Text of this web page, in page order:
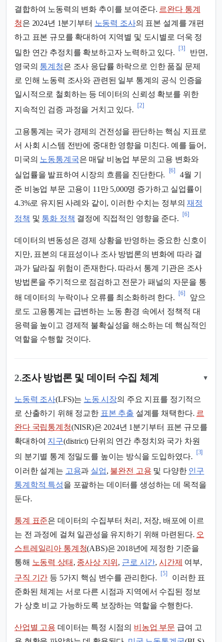
결합하여 노동력의 변화 추이를 보여준다. 르완다 통계
청은 2024년 1분기부터 노동력 조사의 표본 설계를 개편
하고 표본 규모를 확대하여 지역별 및 도시별로 더욱 정
밀한 연간 추정치를 확보하고자 노력하고 있다.
[3]
반면,
영국의 통계청은 조사 응답률 하락으로 인한 품질 문제
로 인해 노동력 조사와 관련된 일부 통계의 공식 인증을
일시적으로 철회하는 등 데이터의 신뢰성 확보를 위한
지속적인 검증 과정을 거치고 있다.
[2]
고용통계는 국가 경제의 건전성을 판단하는 핵심 지표로
서 사회 시스템 전반에 중대한 영향을 미친다. 예를 들어,
미국의 노동통계국은 매달 비농업 부문의 고용 변화와
실업률을 발표하여 시장의 흐름을 진단한다.
[6]
4월 기
준 비농업 부문 고용이 11만 5,000명 증가하고 실업률이
4.3%로 유지된 사례와 같이, 이러한 수치는 정부의재정
정책 및 통화 정책 결정에 직접적인 영향을 준다.
[6]
데이터의 변동성은 경제 상황을 반영하는 중요한 신호이
지만, 표본의 대표성이나 조사 방법론의 변화에 따라 결
과가 달라질 위험이 존재한다. 따라서 통계 기관은 조사
방법론을 주기적으로 점검하고 전문가 패널의 자문을 통
해 데이터의 누락이나 오류를 최소화하려 한다.
[6]
앞으
로도 고용통계는 급변하는 노동 환경 속에서 정책적 대
응력을 높이고 경제적 불확실성을 해소하는 데 핵심적인
역할을 수행할 것이다.
2.조사 방법론 및 데이터 수집 체계 ▾
노동력 조사(LFS)는 노동 시장의 주요 지표를 정기적으
로 산출하기 위해 정교한 표본 추출 설계를 채택한다. 르
완다 국립통계청(NISR)은 2024년 1분기부터 표본 규모를
확대하여 지구(district) 단위의 연간 추정치와 국가 차원
의 분기별 통계 정밀도를 높이는 방식을 도입하였다.
[3]
이러한 설계는 고용과 실업, 불완전 고용 및 다양한 인구
통계학적 특성을 포괄하는 데이터를 생성하는 데 목적을
둔다.
통계 표준은 데이터의 수집부터 처리, 저장, 배포에 이르
는 전 과정에 걸쳐 일관성을 유지하기 위해 마련된다. 오
스트레일리아 통계청(ABS)은 2018년에 제정한 기준을
통해 노동력 상태 , 종사상 지위 , 근로 시간, 시간제 여부,
구직 기간 등 5가지 핵심 변수를 관리한다.
[5]
이러한 표
준화된 체계는 서로 다른 시점과 지역에서 수집된 정보
가 상호 비교 가능하도록 보장하는 역할을 수행한다.
산업별 고용 데이터는 특정 시점의 비농업 부문 급여 고